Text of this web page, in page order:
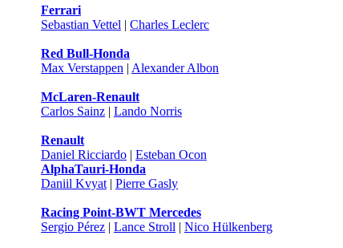
Ferrari
Sebastian Vettel | Charles Leclerc
Red Bull-Honda
Max Verstappen | Alexander Albon
McLaren-Renault
Carlos Sainz | Lando Norris
Renault
Daniel Ricciardo | Esteban Ocon
AlphaTauri-Honda
Daniil Kvyat | Pierre Gasly
Racing Point-BWT Mercedes
Sergio Pérez | Lance Stroll | Nico Hülkenberg